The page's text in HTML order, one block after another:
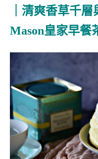
｜清爽香草千
Mason皇家早餐